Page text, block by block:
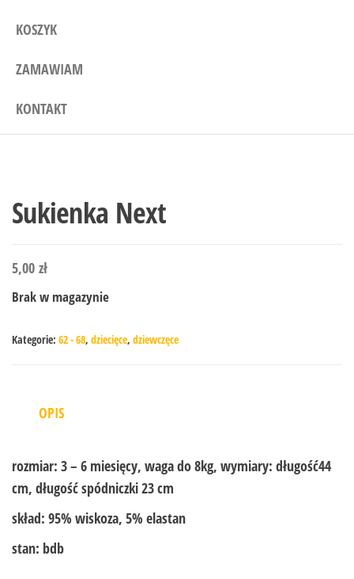
KOSZYK
ZAMAWIAM
KONTAKT
Sukienka Next
5,00 zł
Brak w magazynie
Kategorie: 62 - 68, dziecięce, dziewczęce
OPIS
rozmiar: 3 – 6 miesięcy, waga do 8kg, wymiary: długość44
cm, długość spódniczki 23 cm
skład: 95% wiskoza, 5% elastan
stan: bdb